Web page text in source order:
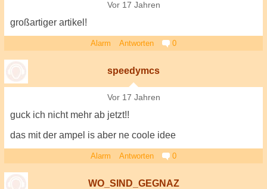
Vor 17 Jahren
großartiger artikel!
Alarm Antworten 0
speedymcs
Vor 17 Jahren
guck ich nicht mehr ab jetzt!!
das mit der ampel is aber ne coole idee
Alarm Antworten 0
WO_SIND_GEGNAZ